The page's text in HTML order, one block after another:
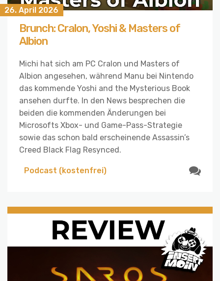
26. April 2026
Brunch: Cralon, Yoshi & Masters of
Albion
Michi hat sich am PC Cralon und Masters of
Albion angesehen, während Manu bei Nintendo
das kommende Yoshi and the Mysterious Book
ansehen durfte. In den News besprechen die
beiden die kommenden Änderungen bei
Microsofts Xbox- und Game-Pass-Strategie
sowie das schon bald erscheinende Assassin’s
Creed Black Flag Resynced.
Podcast (kostenfrei)